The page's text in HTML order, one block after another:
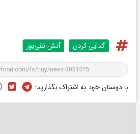
گدایی کردن آتش تقی‌پور
با دوستان خود به اشتراک بگذارید: